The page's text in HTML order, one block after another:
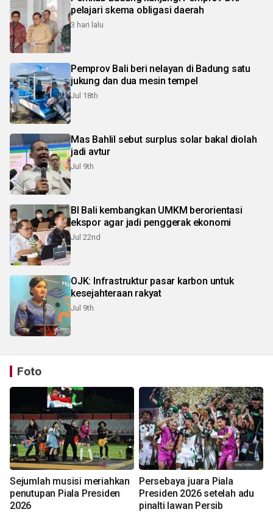
pelajari skema obligasi daerah
3 hari lalu
Pemprov Bali beri nelayan di Badung satu
jukung dan dua mesin tempel
Jul 18th
Mas Bahlil sebut surplus solar bakal diolah
jadi avtur
Jul 9th
BI Bali kembangkan UMKM berorientasi
ekspor agar jadi penggerak ekonomi
Jul 22nd
OJK: Infrastruktur pasar karbon untuk
kesejahteraan rakyat
Jul 9th
Foto
Sejumlah musisi meriahkan
penutupan Piala Presiden
2026
Persebaya juara Piala
Presiden 2026 setelah adu
pinalti lawan Persib